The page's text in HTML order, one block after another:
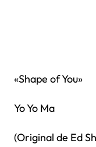
«Shape of You»
Yo Yo Ma
(Original de Ed